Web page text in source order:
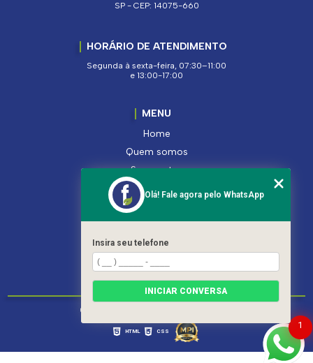
SP - CEP: 14075-660
HORÁRIO DE ATENDIMENTO
Segunda à sexta-feira, 07:30–11:00
e 13:00-17:00
MENU
Home
Quem somos
Segmentos
Serviços
Produtos
Contato
Categorias
Mapa do site
Copyright © Ferroleto. (Lei 9610 de 19/02/1998)
HTML CSS
1
Olá! Fale agora pelo WhatsApp
Insira seu telefone
INICIAR CONVERSA